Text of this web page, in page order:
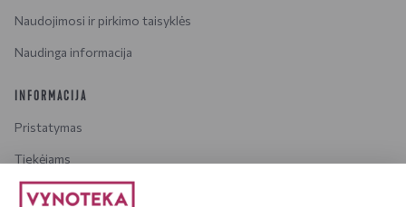
Naudojimosi ir pirkimo taisyklės
Naudinga informacija
INFORMACIJA
Pristatymas
Tiekėjams
Karjera